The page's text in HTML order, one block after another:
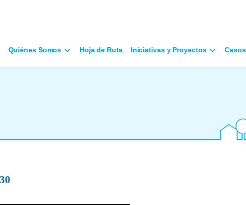
Quiénes Somos Hoja de Ruta Iniciativas y Proyectos